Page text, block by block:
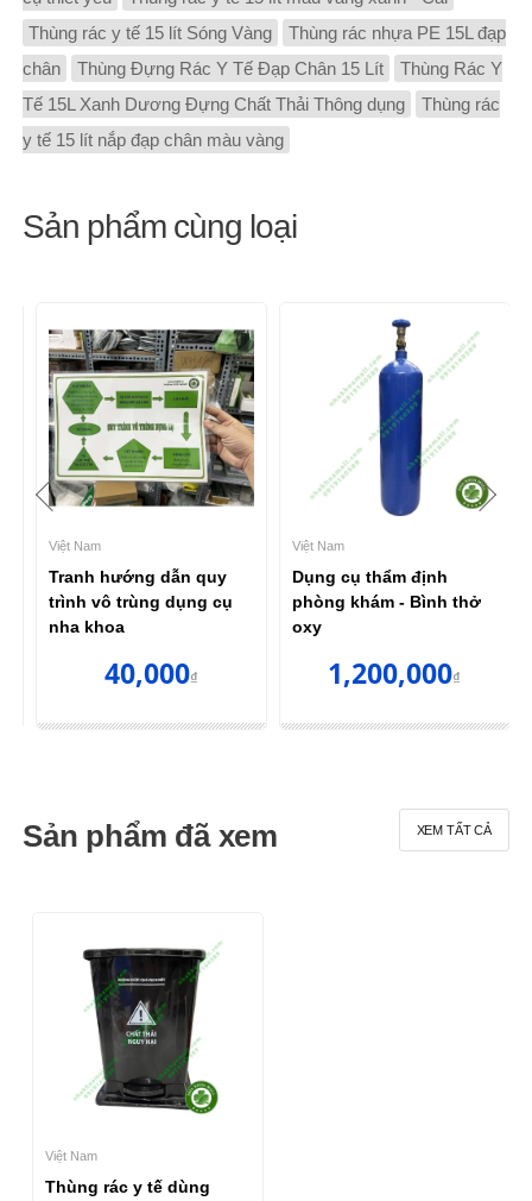
Thùng rác y tế 15 lít Sóng Vàng
Thùng rác nhựa PE 15L đạp
chân
Thùng Đựng Rác Y Tế Đạp Chân 15 Lít
Thùng Rác Y
Tế 15L Xanh Dương Đựng Chất Thải Thông dụng
Thùng rác
y tế 15 lít nắp đạp chân màu vàng
Sản phẩm cùng loại
Việt Nam
Tranh hướng dẫn quy
trình vô trùng dụng cụ
nha khoa
40,000₫
Việt Nam
Dụng cụ thẩm định
phòng khám - Bình thở
oxy
1,200,000₫
Sản phẩm đã xem XEM TẤT CẢ
Việt Nam
Thùng rác y tế dùng